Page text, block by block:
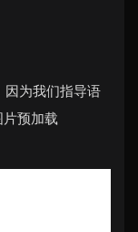
因为我们指导语
预加载